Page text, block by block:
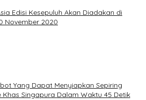
Edisi Kesepuluh Akan Diadakan di
November 2020
Yang Dapat Menyiapkan Sepiring
Khas Singapura Dalam Waktu 45 Detik